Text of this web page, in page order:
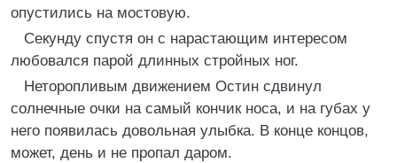
опустились на мостовую.
Секунду спустя он с нарастающим интересом
любовался парой длинных стройных ног.
Неторопливым движением Остин сдвинул
солнечные очки на самый кончик носа, и на губах у
него появилась довольная улыбка. В конце концов,
может, день и не пропал даром.